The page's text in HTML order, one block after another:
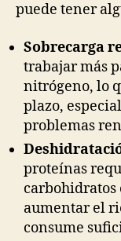
puede tener
Sobrecarga
trabajar más
nitrógeno, lo
plazo,
problemas
proteínas
carbohidratos
aumentar el
consume